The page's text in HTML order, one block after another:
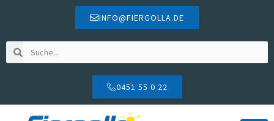
INFO@FIERGOLLA.DE
0451 55 0 22